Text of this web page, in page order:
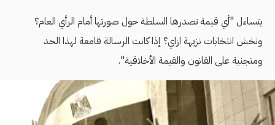
يتساءل "أي قيمة تصدرها السلطة حول صورتها أمام الرأي العام؟
ونخش انتخابات نزيهة ازاي؟ إذا كانت الرسالة قامعة لهذا الحد
ومتجنية على القانون والقيمة الأخلاقية".